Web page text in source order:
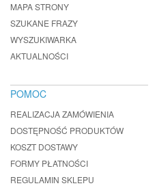
MAPA STRONY
SZUKANE FRAZY
WYSZUKIWARKA
AKTUALNOŚCI
POMOC
REALIZACJA ZAMÓWIENIA
DOSTĘPNOŚĆ PRODUKTÓW
KOSZT DOSTAWY
FORMY PŁATNOŚCI
REGULAMIN SKLEPU